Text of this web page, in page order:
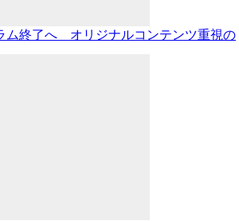
ム終了へ オリジナルコンテンツ重視の